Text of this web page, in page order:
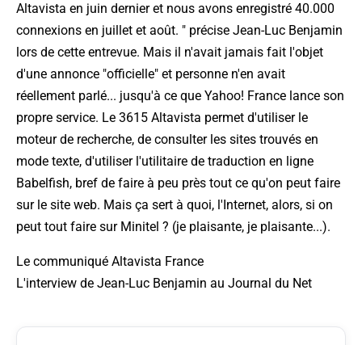
Altavista en juin dernier et nous avons enregistré 40.000
connexions en juillet et août. " précise Jean-Luc Benjamin
lors de cette entrevue. Mais il n'avait jamais fait l'objet
d'une annonce "officielle" et personne n'en avait
réellement parlé... jusqu'à ce que Yahoo! France lance son
propre service. Le 3615 Altavista permet d'utiliser le
moteur de recherche, de consulter les sites trouvés en
mode texte, d'utiliser l'utilitaire de traduction en ligne
Babelfish, bref de faire à peu près tout ce qu'on peut faire
sur le site web. Mais ça sert à quoi, l'Internet, alors, si on
peut tout faire sur Minitel ? (je plaisante, je plaisante...).
Le communiqué Altavista France
L'interview de Jean-Luc Benjamin au Journal du Net